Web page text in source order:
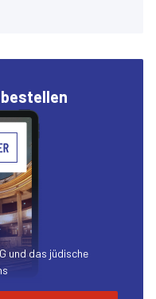
und das jüdische